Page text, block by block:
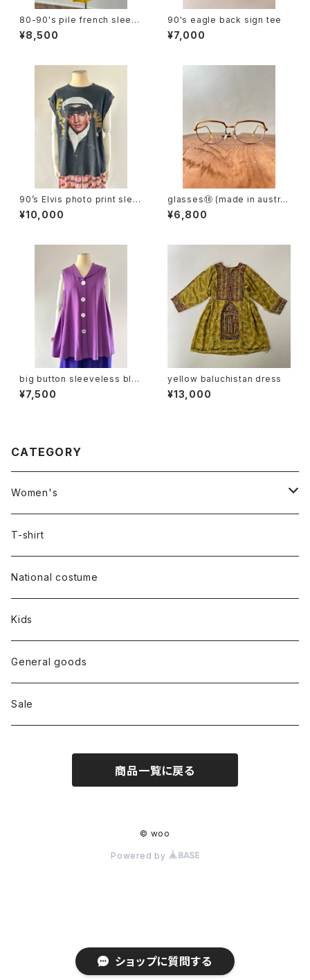
ショップに質問する
80-90's pile french sleev
e dress
¥8,500
90's eagle back sign tee
¥7,000
90’s Elvis photo print slee
veless tee
¥10,000
glasses⑩ (made in austri
a)
¥6,800
big button sleeveless blo
use
¥7,500
yellow baluchistan dress
¥13,000
CATEGORY
Women's
Outer
Dress
Tops
Bottoms
Shoes
T-shirt
National costume
Kids
General goods
Sale
商品一覧に戻る
© woo
Powered by